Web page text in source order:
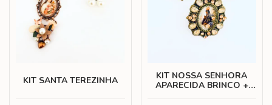
KIT SANTA TEREZINHA
KIT NOSSA SENHORA
APARECIDA BRINCO +